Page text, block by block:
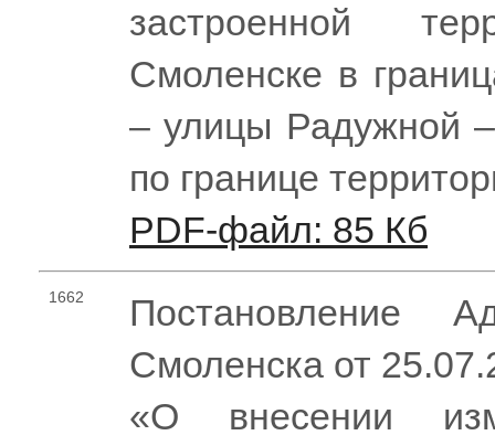
застроенной
Смоленске в
– улицы Радужной
по границе
PDF-файл: 85 Кб
1662
Постановление
Смоленска от
«О внесении